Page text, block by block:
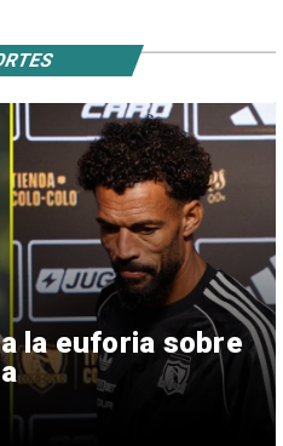
la euforia sobre